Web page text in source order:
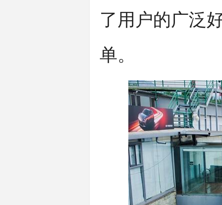
了用户的广泛
单。